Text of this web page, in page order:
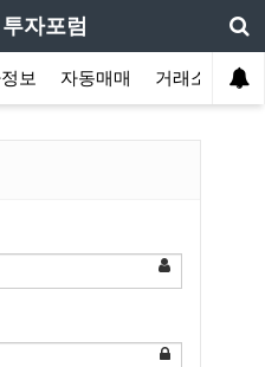
자포럼
보 자동매매 거래소